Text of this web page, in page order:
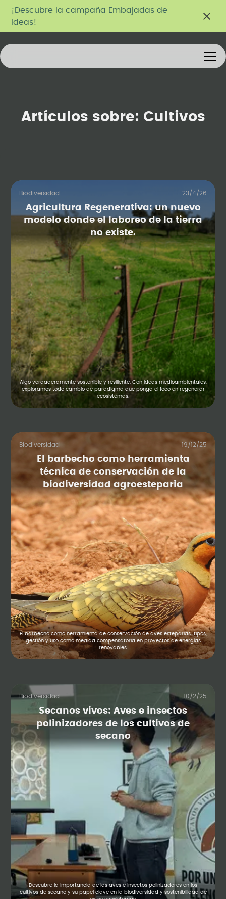
¡Descubre la campaña Embajadas de
Ideas!
Artículos sobre: Cultivos
Biodiversidad 23/4/26
Agricultura Regenerativa: un nuevo
modelo donde el laboreo de la tierra
no existe.
Algo verdaderamente sostenible y resiliente. Con ideas medioambientales,
exploramos todo cambio de paradigma que ponga el foco en regenerar
ecosistemas.
Biodiversidad 19/12/25
El barbecho como herramienta
técnica de conservación de la
biodiversidad agroesteparia
El barbecho como herramienta de conservación de aves esteparias: tipos,
gestión y uso como medida compensatoria en proyectos de energías
renovables.
Biodiversidad 10/2/25
Secanos vivos: Aves e insectos
polinizadores de los cultivos de
secano
Descubre la importancia de las aves e insectos polinizadores en los
cultivos de secano y su papel clave en la biodiversidad y sostenibilidad de